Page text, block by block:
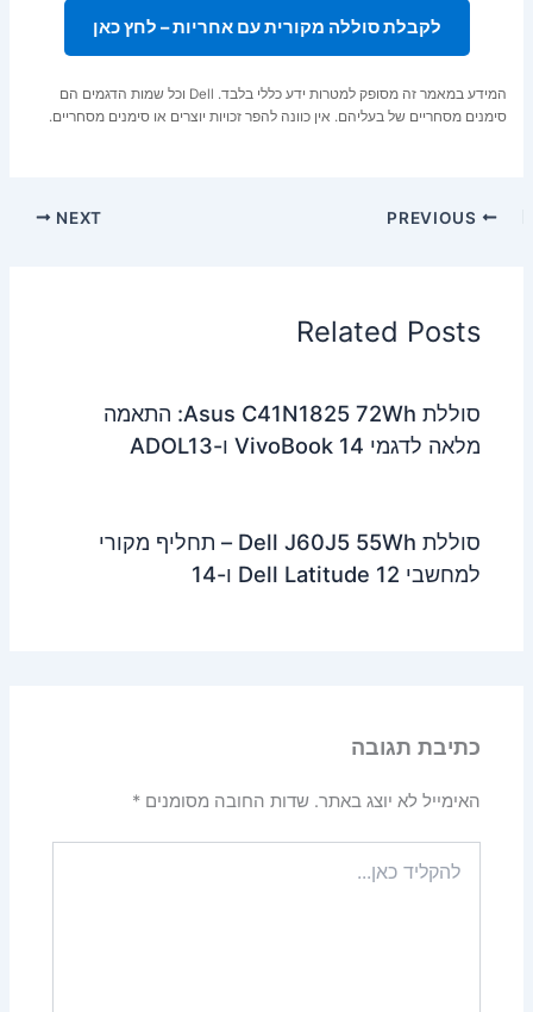
לקבלת סוללה מקורית עם אחריות – לחץ כאן
המידע במאמר זה מסופק למטרות ידע כללי בלבד. Dell וכל שמות הדגמים הם
סימנים מסחריים של בעליהם. אין כוונה להפר זכויות יוצרים או סימנים מסחריים.
NEXT
Related Posts
סוללת Asus C41N1825 72Wh: התאמה
מלאה לדגמי VivoBook 14 ו-ADOL13
סוללת Dell J60J5 55Wh – תחליף מקורי
למחשבי Dell Latitude 12 ו-14
כתיבת תגובה
האימייל לא יוצג באתר. שדות החובה מסומנים*
כאן...